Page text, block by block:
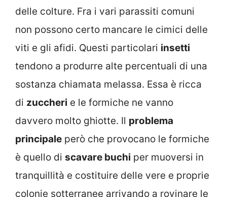
delle colture. Fra i vari parassiti comuni
non possono certo mancare le cimici delle
viti e gli afidi. Questi particolari insetti
tendono a produrre alte percentuali di una
sostanza chiamata melassa. Essa è ricca
di zuccheri e le formiche ne vanno
davvero molto ghiotte. Il problema
principale però che provocano le formiche
è quello di scavare buchi per muoversi in
tranquillità e costituire delle vere e proprie
colonie sotterranee arrivando a rovinare le